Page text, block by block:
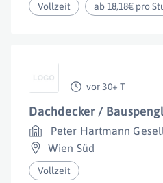
Vollzeit ab 18,18€ pro
vor 30+ T
Dachdecker /
Peter Hartmann
Wien Süd
Vollzeit